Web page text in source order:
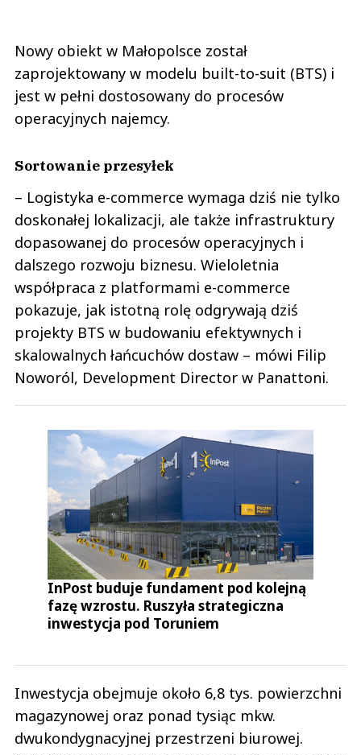
Nowy obiekt w Małopolsce został
zaprojektowany w modelu built-to-suit (BTS) i
jest w pełni dostosowany do procesów
operacyjnych najemcy.
Sortowanie przesyłek
– Logistyka e-commerce wymaga dziś nie tylko
doskonałej lokalizacji, ale także infrastruktury
dopasowanej do procesów operacyjnych i
dalszego rozwoju biznesu. Wieloletnia
współpraca z platformami e-commerce
pokazuje, jak istotną rolę odgrywają dziś
projekty BTS w budowaniu efektywnych i
skalowalnych łańcuchów dostaw – mówi Filip
Noworól, Development Director w Panattoni.
InPost buduje fundament pod kolejną
fazę wzrostu. Ruszyła strategiczna
inwestycja pod Toruniem
Inwestycja obejmuje około 6,8 tys. powierzchni
magazynowej oraz ponad tysiąc mkw.
dwukondygnacyjnej przestrzeni biurowej.